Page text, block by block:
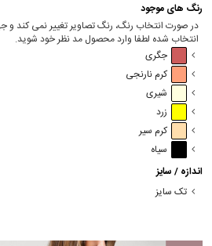
رنگ های موجود
در صورت انتخاب رنگ، رنگ تصاویر تغییر نمی کند
انتخاب شده لطفا وارد محصول مد نظر خود شوید.
جگری
کرم نارنجی
شیری
زرد
کرم سیر
سیاه
اندازه / سایز
تک سایز